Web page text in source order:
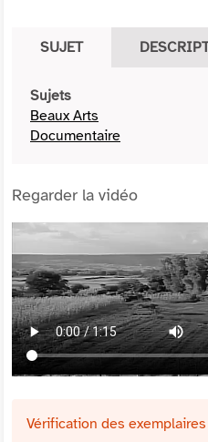
SUJET
Sujets
Beaux Arts
Documentaire
Regarder la vidéo
Vérification des